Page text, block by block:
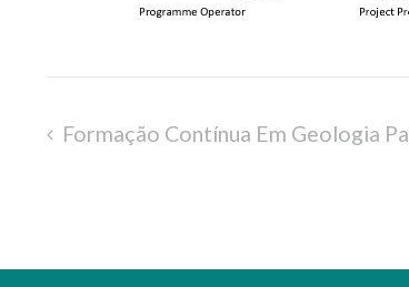
Navegação
Formação Contínua Em Geologia